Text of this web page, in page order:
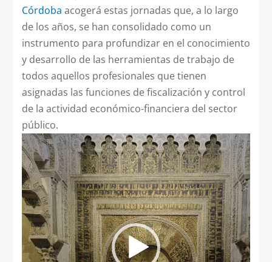
Córdoba acogerá estas jornadas que, a lo largo
de los años, se han consolidado como un
instrumento para profundizar en el conocimiento
y desarrollo de las herramientas de trabajo de
todos aquellos profesionales que tienen
asignadas las funciones de fiscalización y control
de la actividad económico-financiera del sector
público.
Reproductor
de
vídeo